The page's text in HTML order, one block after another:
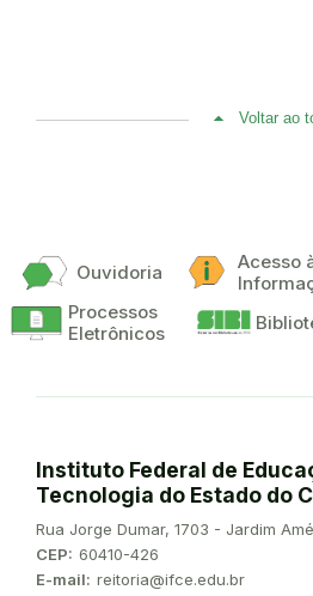
Voltar ao
Ouvidoria
Acesso
Processos
Eletrônicos
Instituto Federal de
Tecnologia do Estado do
Endereço:
Rua Jorge Dumar, 1703 - Jardim
CEP: 60410-426
E-mail: reitoria@ifce.edu.br